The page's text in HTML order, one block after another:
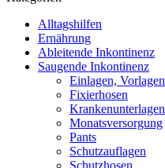
Alltagshilfen
Ernährung
Ableitende Inkontinenz
Saugende Inkontinenz
Einlagen, Vorlagen
Fixierhosen
Krankenunterlagen
Monatsversorgung
Pants
Schutzauflagen
Schutzhosen